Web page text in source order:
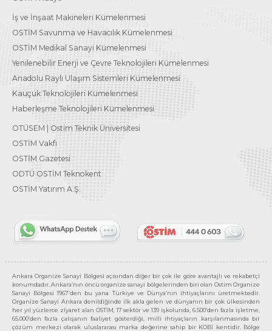
İş ve İnşaat Makineleri Kümelenmesi
OSTİM Savunma ve Havacılık Kümelenmesi
OSTİM Medikal Sanayi Kümelenmesi
Yenilenebilir Enerji ve Çevre Teknolojileri Kümelenmesi
Anadolu Raylı Ulaşım Sistemleri Kümelenmesi
Kauçuk Teknolojileri Kümelenmesi
Haberleşme Teknolojileri Kümelenmesi
OTÜSEM | Ostim Teknik Üniversitesi
OSTİM Vakfı
OSTİM Gazetesi
ODTÜ OSTİM Teknokent
OSTİM Yatırım A.Ş.
Ankara Organize Sanayi Bölgesi açısından diğer bir çok ile göre avantajlı ve rekabetçi
konumdadır. Ankara’nın öncü organize sanayi bölgelerinden biri olan Ostim Organize
Sanayi Bölgesi 1967’den bu yana Türkiye ve Dünya’nın ihtiyaçlarını üretmektedir.
Organize Sanayi Ankara denildiğinde ilk akla gelen ve dünyanın bir çok ülkesinden
her yıl yüzlerce ziyaret alan OSTİM, 17 sektör ve 139 işkolunda, 6.500’den fazla işletme,
65.000’den fazla çalışanın faaliyet gösterdiği, milli ihtiyaçların karşılanmasında bir
çözüm merkezi olarak uluslararası marka değerine sahip bir KOBİ kentidir. Bölge